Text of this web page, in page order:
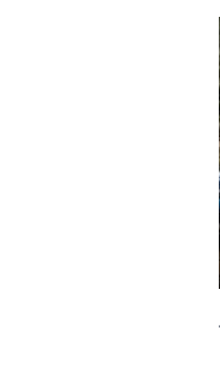
הנעה עם תיבה אוטומטית